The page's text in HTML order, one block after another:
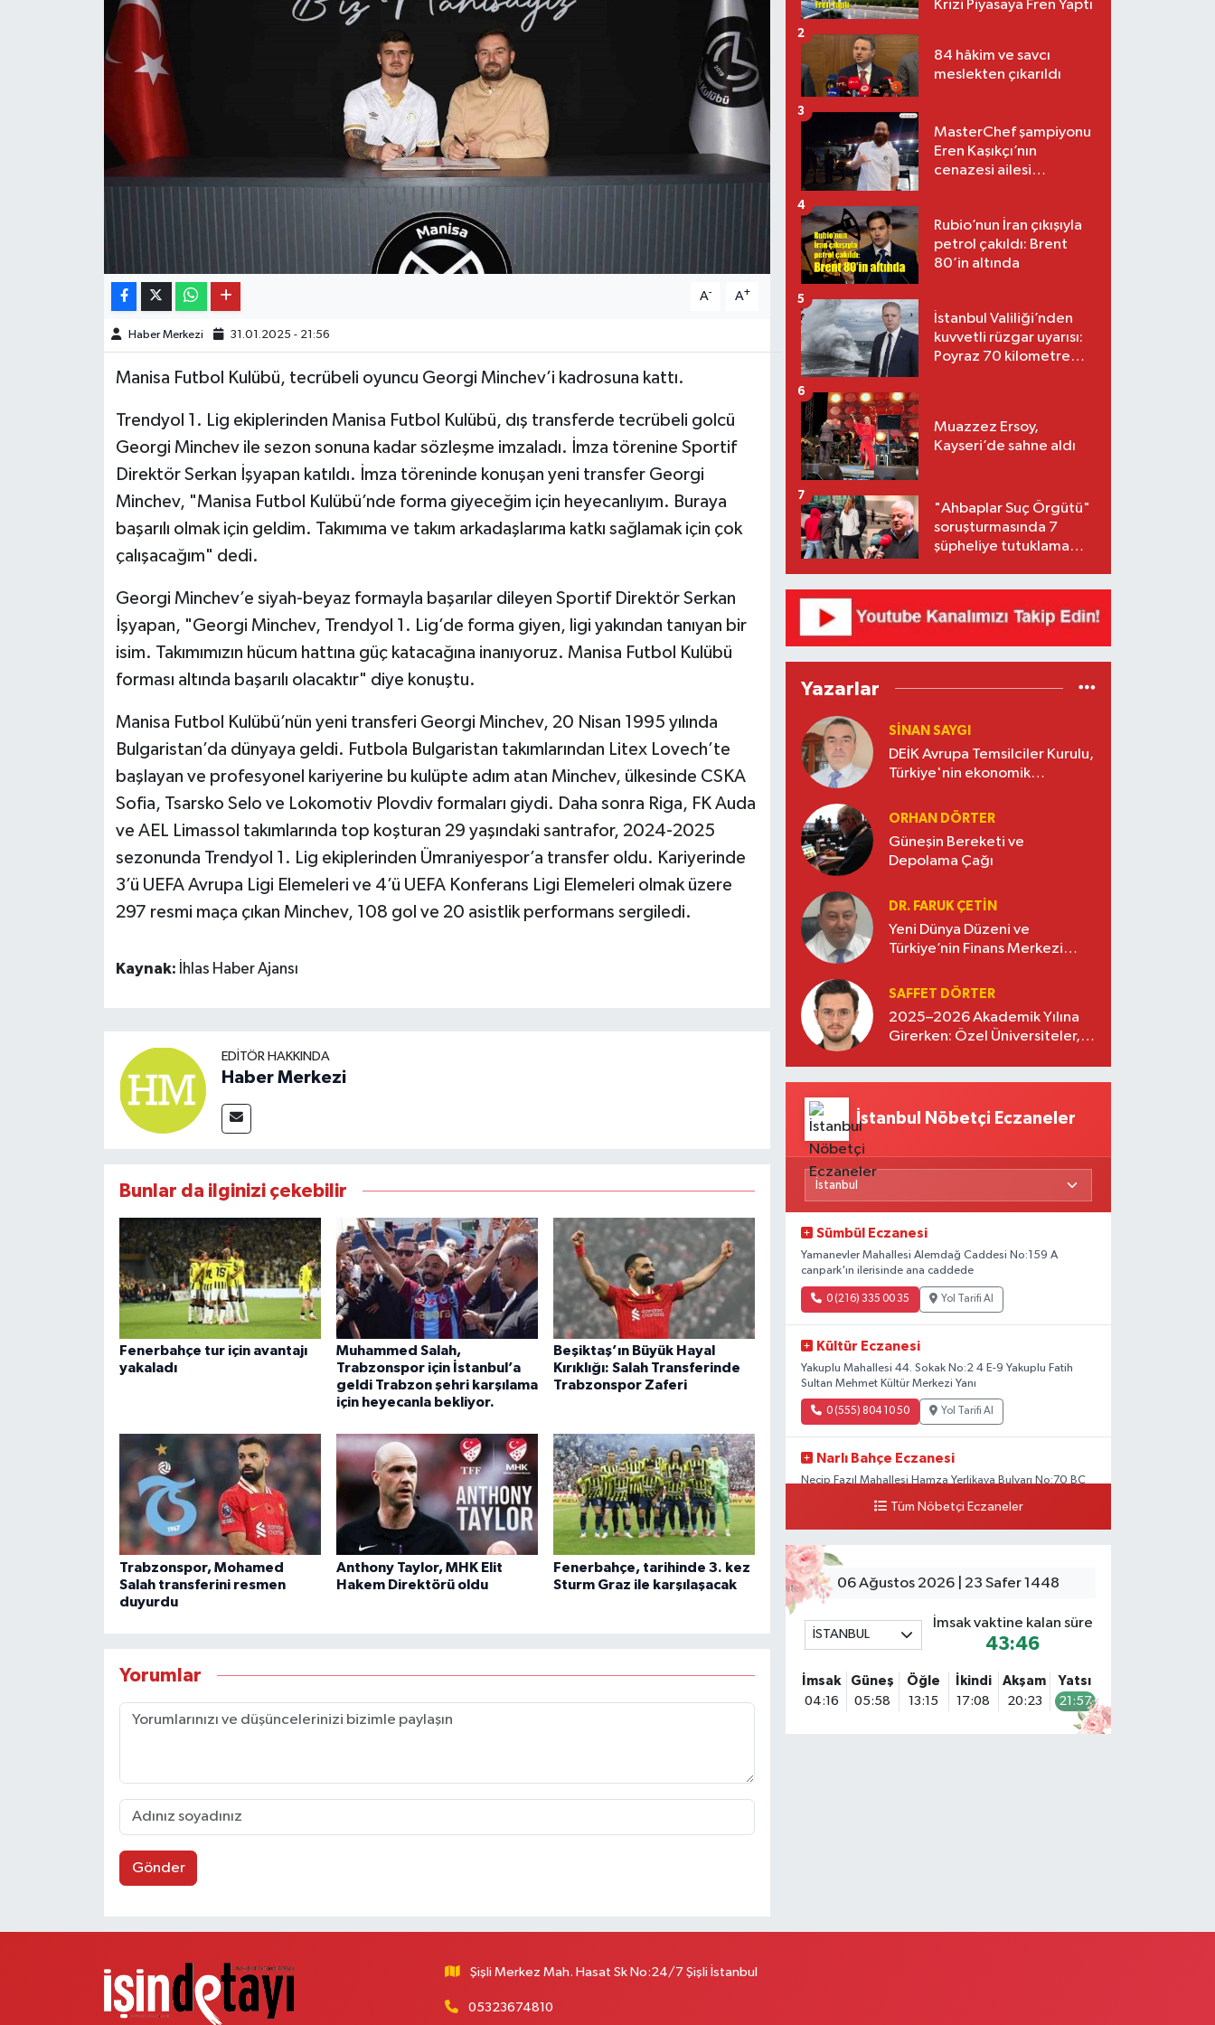
A- A+
Haber Merkezi 31.01.2025 - 21:56
Manisa Futbol Kulübü, tecrübeli oyuncu Georgi Minchev’i kadrosuna kattı.
Trendyol 1. Lig ekiplerinden Manisa Futbol Kulübü, dış transferde tecrübeli golcü
Georgi Minchev ile sezon sonuna kadar sözleşme imzaladı. İmza törenine Sportif
Direktör Serkan İşyapan katıldı. İmza töreninde konuşan yeni transfer Georgi
Minchev, "Manisa Futbol Kulübü’nde forma giyeceğim için heyecanlıyım. Buraya
başarılı olmak için geldim. Takımıma ve takım arkadaşlarıma katkı sağlamak için çok
çalışacağım" dedi.
Georgi Minchev’e siyah-beyaz formayla başarılar dileyen Sportif Direktör Serkan
İşyapan, "Georgi Minchev, Trendyol 1. Lig’de forma giyen, ligi yakından tanıyan bir
isim. Takımımızın hücum hattına güç katacağına inanıyoruz. Manisa Futbol Kulübü
forması altında başarılı olacaktır" diye konuştu.
Manisa Futbol Kulübü’nün yeni transferi Georgi Minchev, 20 Nisan 1995 yılında
Bulgaristan’da dünyaya geldi. Futbola Bulgaristan takımlarından Litex Lovech’te
başlayan ve profesyonel kariyerine bu kulüpte adım atan Minchev, ülkesinde CSKA
Sofia, Tsarsko Selo ve Lokomotiv Plovdiv formaları giydi. Daha sonra Riga, FK Auda
ve AEL Limassol takımlarında top koşturan 29 yaşındaki santrafor, 2024-2025
sezonunda Trendyol 1. Lig ekiplerinden Ümraniyespor’a transfer oldu. Kariyerinde
3’ü UEFA Avrupa Ligi Elemeleri ve 4’ü UEFA Konferans Ligi Elemeleri olmak üzere
297 resmi maça çıkan Minchev, 108 gol ve 20 asistlik performans sergiledi.
Kaynak: İhlas Haber Ajansı
EDITÖR HAKKINDA
Haber Merkezi
Bunlar da ilginizi çekebilir
Fenerbahçe tur için avantajı
yakaladı
Muhammed Salah,
Trabzonspor için İstanbul’a
geldi Trabzon şehri karşılama
için heyecanla bekliyor.
Beşiktaş’ın Büyük Hayal
Kırıklığı: Salah Transferinde
Trabzonspor Zaferi
Trabzonspor, Mohamed
Salah transferini resmen
duyurdu
Anthony Taylor, MHK Elit
Hakem Direktörü oldu
Fenerbahçe, tarihinde 3. kez
Sturm Graz ile karşılaşacak
Yorumlar
Gönder
Krizi Piyasaya Fren Yaptı
84 hâkim ve savcı
meslekten çıkarıldı
2
MasterChef şampiyonu
Eren Kaşıkçı’nın
cenazesi ailesi
3
Rubio’nun İran çıkışıyla
petrol çakıldı: Brent
80’in altında
4
İstanbul Valiliği’nden
kuvvetli rüzgar uyarısı:
Poyraz 70 kilometre
5
Muazzez Ersoy,
Kayseri’de sahne aldı
6
"Ahbaplar Suç Örgütü"
soruşturmasında 7
şüpheliye tutuklama
7
Yazarlar
SINAN SAYGI
DEİK Avrupa Temsilciler Kurulu,
Türkiye'nin ekonomik
oluşturuyor
ORHAN DÖRTER
Güneşin Bereketi ve
Depolama Çağı
DR. FARUK ÇETİN
Yeni Dünya Düzeni ve
Türkiye’nin Finans Merkezi
SAFFET DÖRTER
2025–2026 Akademik Yılına
Girerken: Özel Üniversiteler,
İstanbul Nöbetçi Eczaneler
Sümbül Eczanesi
Yamanevler Mahallesi Alemdağ Caddesi No:159 A
canpark'ın ilerisinde ana caddede
0 (216) 335 00 35 Yol Tarifi Al
Kültür Eczanesi
Yakuplu Mahallesi 44. Sokak No:2 4 E-9 Yakuplu Fatih
Sultan Mehmet Kültür Merkezi Yanı
0 (555) 804 10 50 Yol Tarifi Al
Narlı Bahçe Eczanesi
Necip Fazıl Mahallesi Hamza Yerlikaya Bulvarı No:70 BC
0 (216) 784 50 77 Yol Tarifi Al
Erenköy Rüzgar Eczanesi
Erenköy Mahallesi Kantarcırıza Sokak No:23 B
Serenay Eczanesi
Mimar Sinan Merkez Mahallesi Bayar Sokak No:35 A
MİMARSİNAN DEVLET HASTANESİNİN ÜST GEÇİDİNDEN
KARŞI YOLA GEÇİNCE 200M YÜRÜME MESAFESİ
Tüm Nöbetçi Eczaneler
06 Ağustos 2026 | 23 Safer 1448
İSTANBUL
İmsak vaktine kalan süre
43:45
İmsak
04:16
Güneş
05:58
Öğle
13:15
İkindi
17:08
Akşam
20:23
Yatsı
21:57
Şişli Merkez Mah. Hasat Sk No:24/7 Şişli İstanbul
05323674810
OTO DETAY